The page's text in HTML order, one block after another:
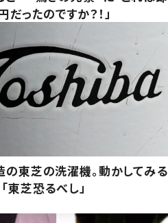
だったのですか？！」
東芝の洗濯機。動かしてみる
東芝恐るべし」